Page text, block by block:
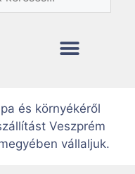
és környékéről
Veszprém
vállaljuk.